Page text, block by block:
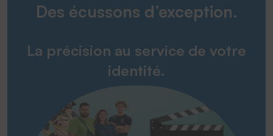
Des écussons d’exception.
La précision au service de votre
identité.